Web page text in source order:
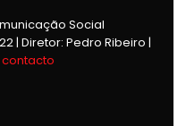
Social
| Diretor: Pedro Ribeiro |
contacto